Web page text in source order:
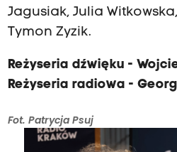
Jagusiak, Julia
Tymon Zyzik.
Reżyseria dźwięku -
Reżyseria radiowa -
Fot. Patrycja Psuj